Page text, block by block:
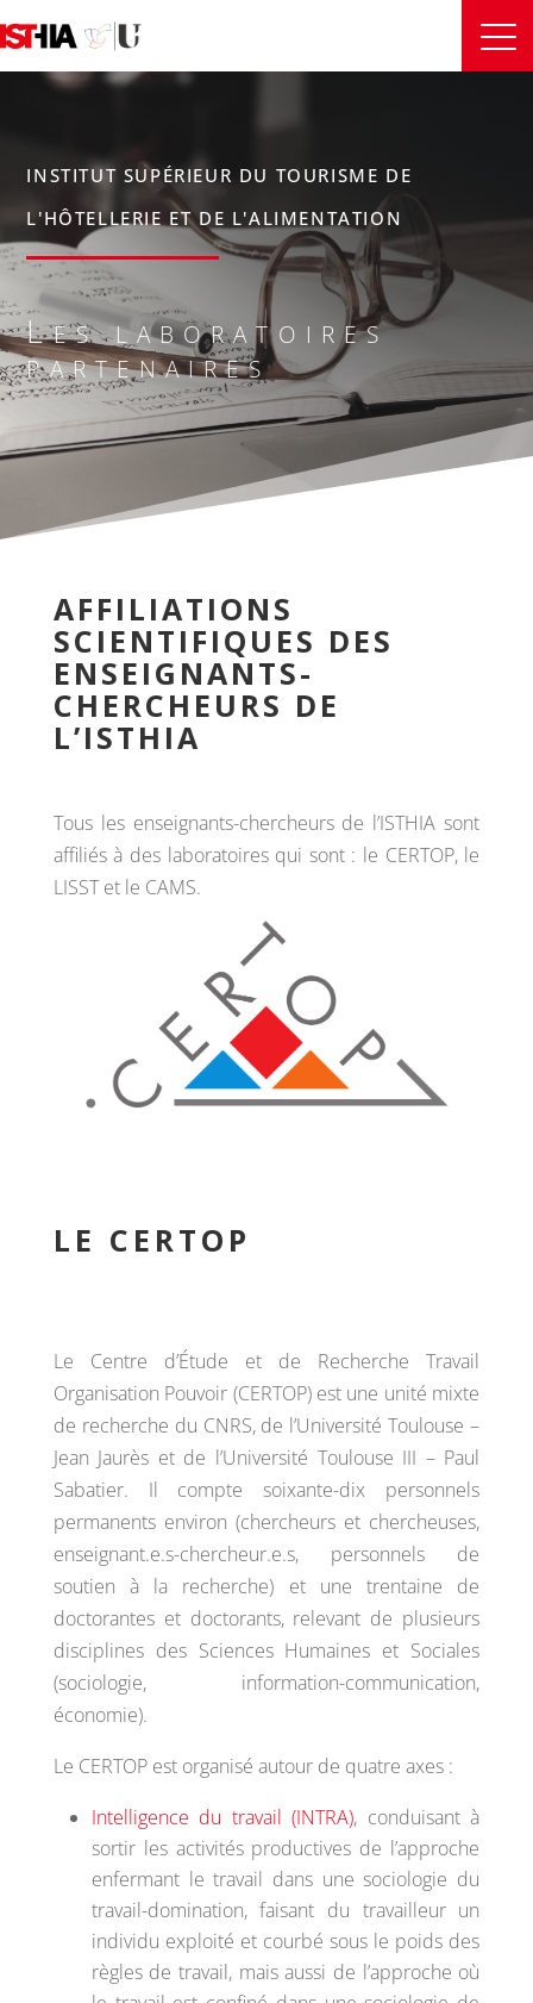
INSTITUT SUPÉRIEUR DU TOURISME DE
L'HÔTELLERIE ET DE L'ALIMENTATION
Les laboratoires
partenaires
AFFILIATIONS
SCIENTIFIQUES DES
ENSEIGNANTS-
CHERCHEURS DE
L’ISTHIA
Tous les enseignants-chercheurs de l’ISTHIA sont
affiliés à des laboratoires qui sont : le CERTOP, le
LISST et le CAMS.
LE CERTOP
Le Centre d’Étude et de Recherche Travail
Organisation Pouvoir (CERTOP) est une unité mixte
de recherche du CNRS, de l’Université Toulouse –
Jean Jaurès et de l’Université Toulouse III – Paul
Sabatier. Il compte soixante-dix personnels
permanents environ (chercheurs et chercheuses,
enseignant.e.s-chercheur.e.s, personnels de
soutien à la recherche) et une trentaine de
doctorantes et doctorants, relevant de plusieurs
disciplines des Sciences Humaines et Sociales
(sociologie, information-communication,
économie).
Le CERTOP est organisé autour de quatre axes :
Intelligence du travail (INTRA), conduisant à
sortir les activités productives de l’approche
enfermant le travail dans une sociologie du
travail-domination, faisant du travailleur un
individu exploité et courbé sous le poids des
règles de travail, mais aussi de l’approche où